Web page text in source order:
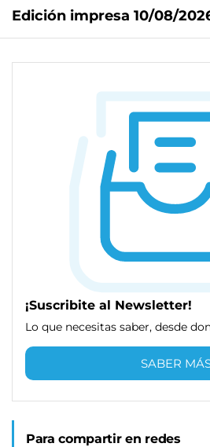
Edición impresa 10/08/
¡Suscribite al Newsletter!
Lo que necesitas saber, desde
SABER
Para compartir en redes